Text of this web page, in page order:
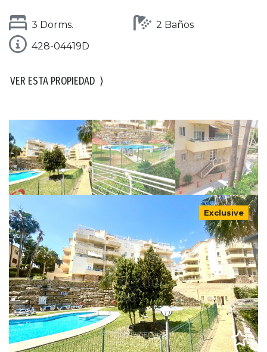
3 Dorms.
2 Baños
428-04419D
VER ESTA PROPIEDAD ⟩
Exclusive